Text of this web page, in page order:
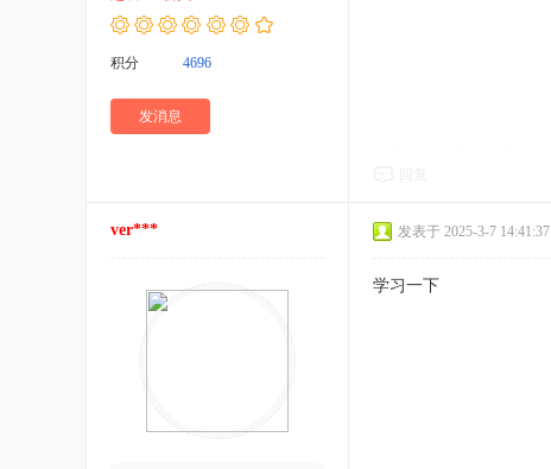
积分 4696
发消息
ver*** 发表于 2025-3-7 14:41:37
学习一下